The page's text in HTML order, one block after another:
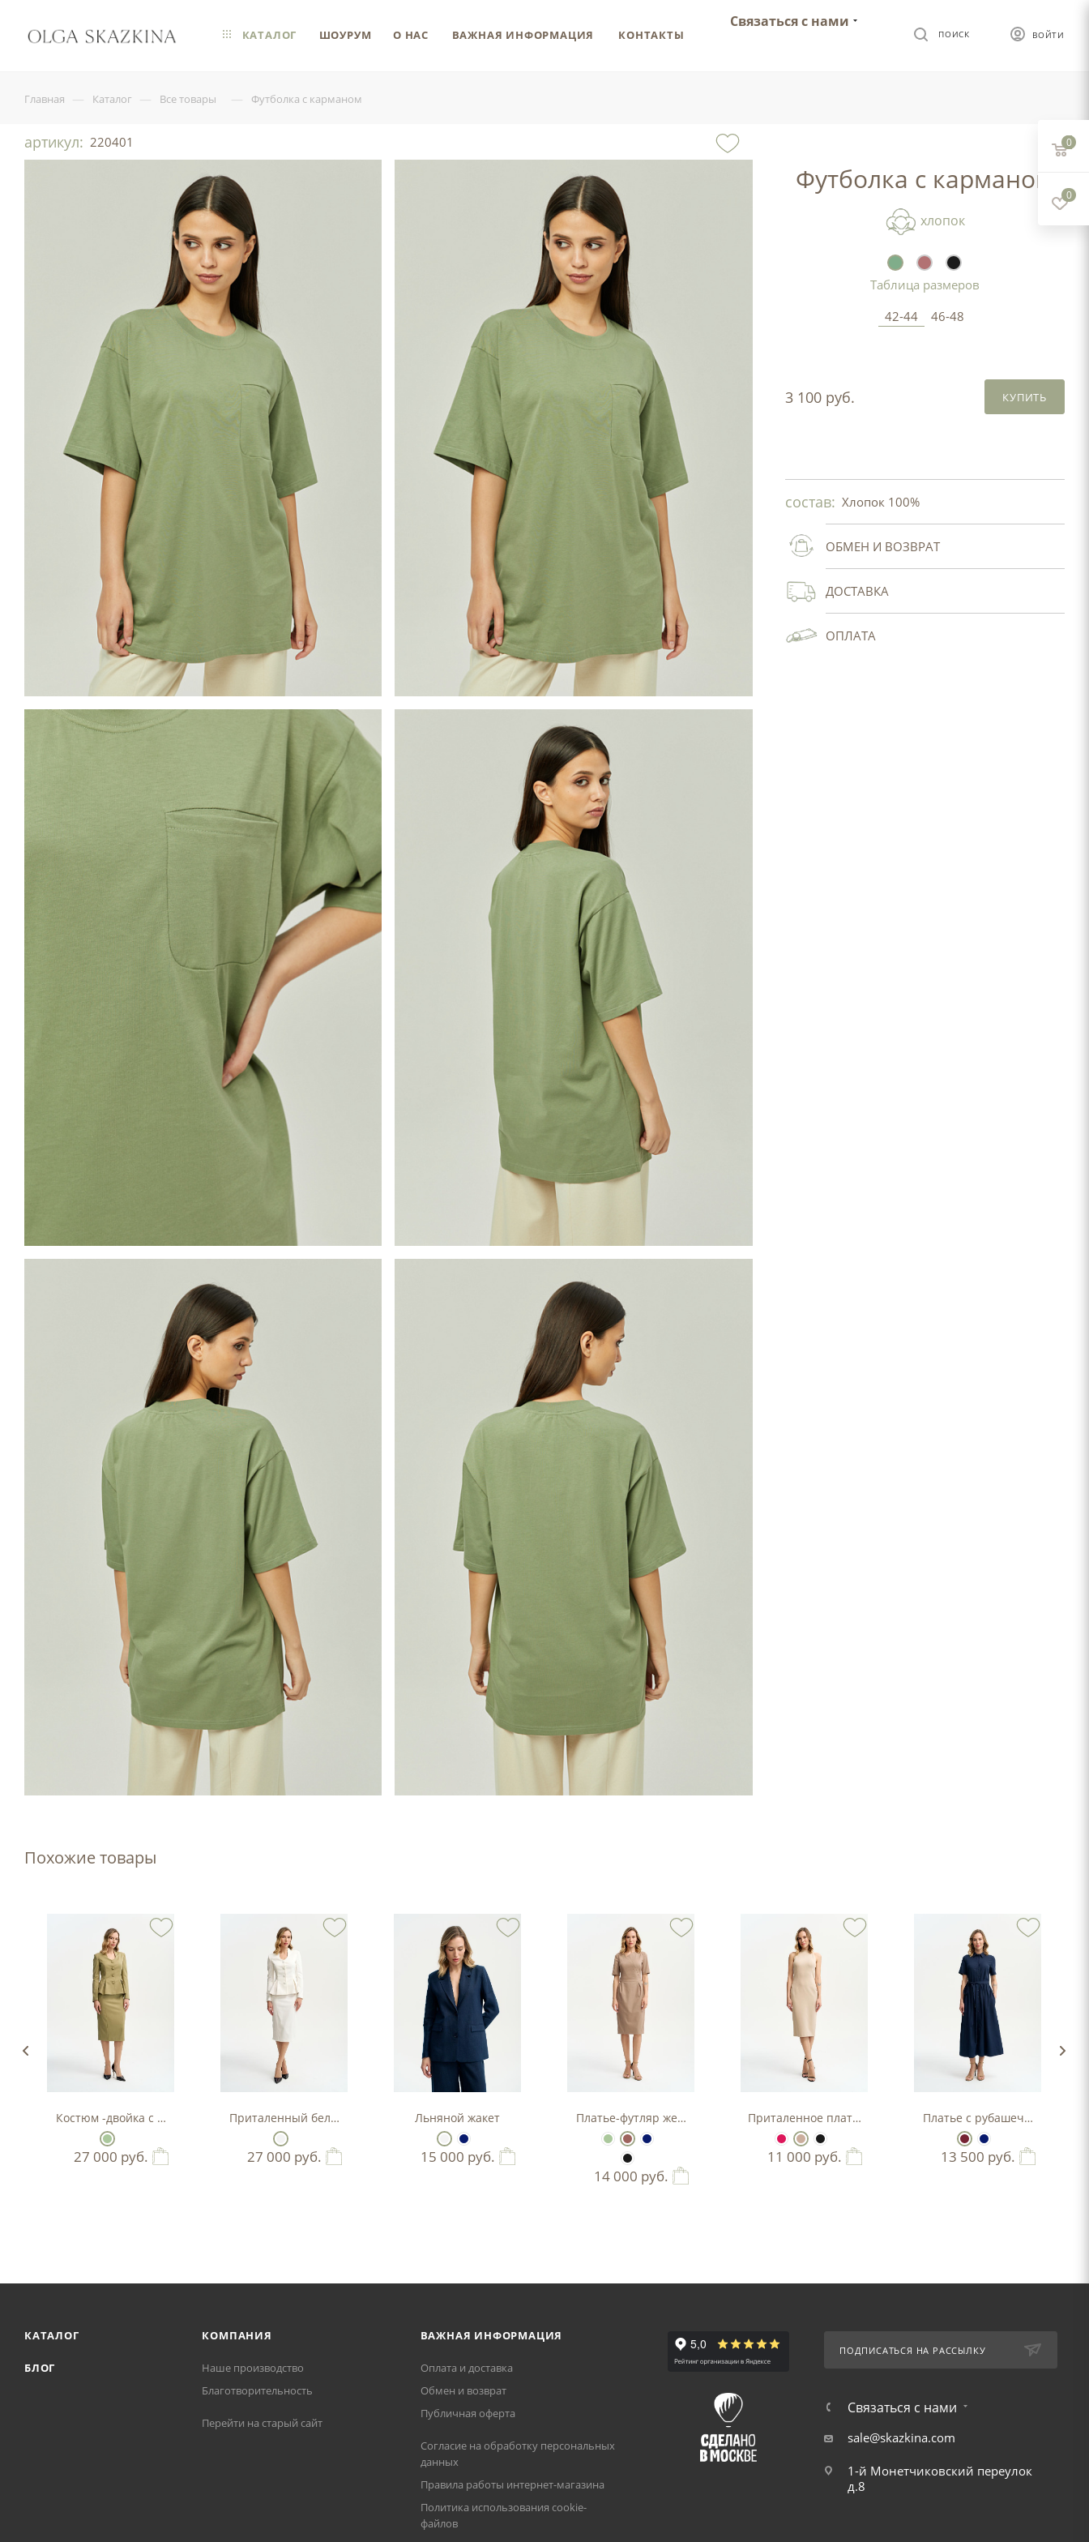
ВОЙТИ
ПОИСК
Связаться с нами
КАТАЛОГ ШОУРУМ О НАС ВАЖНАЯ ИНФОРМАЦИЯ КОНТАКТЫ
Главная — Каталог — Все товары — Футболка с карманом
артикул: 220401
Футболка с карманом
хлопок
Таблица размеров
42-44
46-48
3 100 руб. КУПИТЬ
состав: Хлопок 100%
ОБМЕН И ВОЗВРАТ
ДОСТАВКА
ОПЛАТА
Похожие товары
Костюм -двойка с баской в цвете фисташка
27 000 руб.
Приталенный белый костюм-двойка с баской.
27 000 руб.
Льняной жакет
15 000 руб.
Платье-футляр женское
14 000 руб.
Приталенное платье-футляр
11 000 руб.
Платье с рубашечным
13 500 руб.
КАТАЛОГ
БЛОГ
КОМПАНИЯ
Наше производство
Благотворительность
Перейти на старый сайт
ВАЖНАЯ ИНФОРМАЦИЯ
Оплата и доставка
Обмен и возврат
Публичная оферта
Согласие на обработку персональных
данных
Правила работы интернет-магазина
Политика использования cookie-
файлов
ПОДПИСАТЬСЯ НА РАССЫЛКУ
Связаться с нами
sale@skazkina.com
1-й Монетчиковский переулок
д.8
0
0